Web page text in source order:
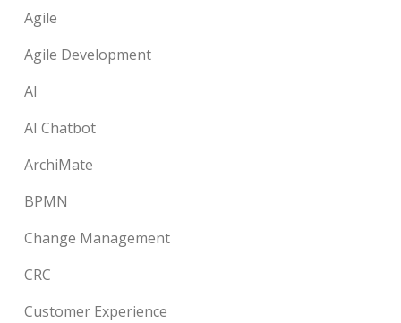
Agile
Agile Development
AI
AI Chatbot
ArchiMate
BPMN
Change Management
CRC
Customer Experience